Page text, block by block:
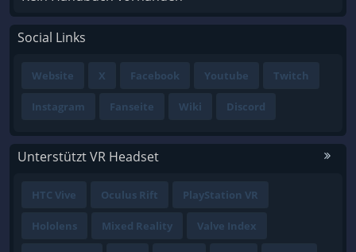
Social Links
Website X Facebook Youtube Twitch
Instagram Fanseite Wiki Discord
Unterstützt VR Headset
HTC Vive Oculus Rift PlayStation VR
Hololens Mixed Reality Valve Index